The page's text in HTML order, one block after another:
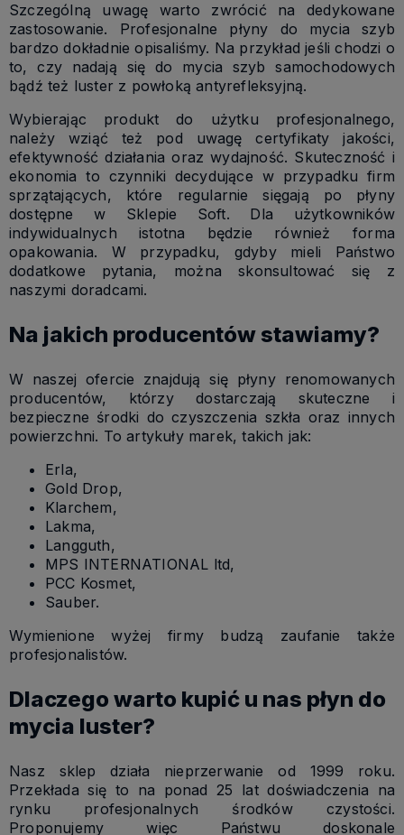
Szczególną uwagę warto zwrócić na dedykowane
zastosowanie. Profesjonalne płyny do mycia szyb
bardzo dokładnie opisaliśmy. Na przykład jeśli chodzi o
to, czy nadają się do mycia szyb samochodowych
bądź też luster z powłoką antyrefleksyjną.
Wybierając produkt do użytku profesjonalnego,
należy wziąć też pod uwagę certyfikaty jakości,
efektywność działania oraz wydajność. Skuteczność i
ekonomia to czynniki decydujące w przypadku firm
sprzątających, które regularnie sięgają po płyny
dostępne w Sklepie Soft. Dla użytkowników
indywidualnych istotna będzie również forma
opakowania. W przypadku, gdyby mieli Państwo
dodatkowe pytania, można skonsultować się z
naszymi doradcami.
Na jakich producentów stawiamy?
W naszej ofercie znajdują się płyny renomowanych
producentów, którzy dostarczają skuteczne i
bezpieczne środki do czyszczenia szkła oraz innych
powierzchni. To artykuły marek, takich jak:
Erla,
Gold Drop,
Klarchem,
Lakma,
Langguth,
MPS INTERNATIONAL ltd,
PCC Kosmet,
Sauber.
Wymienione wyżej firmy budzą zaufanie także
profesjonalistów.
Dlaczego warto kupić u nas płyn do
mycia luster?
Nasz sklep działa nieprzerwanie od 1999 roku.
Przekłada się to na ponad 25 lat doświadczenia na
rynku profesjonalnych środków czystości.
Proponujemy więc Państwu doskonale